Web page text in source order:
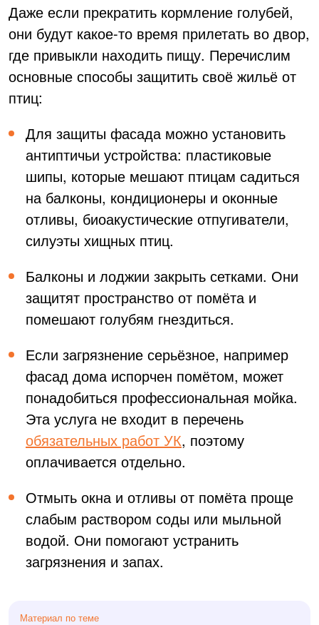
Даже если прекратить кормление голубей,
они будут какое-то время прилетать во двор,
где привыкли находить пищу. Перечислим
основные способы защитить своё жильё от
птиц:
Для защиты фасада можно установить
антиптичьи устройства: пластиковые
шипы, которые мешают птицам садиться
на балконы, кондиционеры и оконные
отливы, биоакустические отпугиватели,
силуэты хищных птиц.
Балконы и лоджии закрыть сетками. Они
защитят пространство от помёта и
помешают голубям гнездиться.
Если загрязнение серьёзное, например
фасад дома испорчен помётом, может
понадобиться профессиональная мойка.
Эта услуга не входит в перечень
обязательных работ УК, поэтому
оплачивается отдельно.
Отмыть окна и отливы от помёта проще
слабым раствором соды или мыльной
водой. Они помогают устранить
загрязнения и запах.
Материал по теме